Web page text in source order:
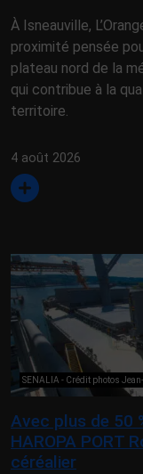
À Isneauville,
proximité pensée
plateau nord de la
qui contribue à la
territoire.
4 août 2026
SENALIA - Crédit photos
Avec plus de 50
HAROPA PORT
céréalier